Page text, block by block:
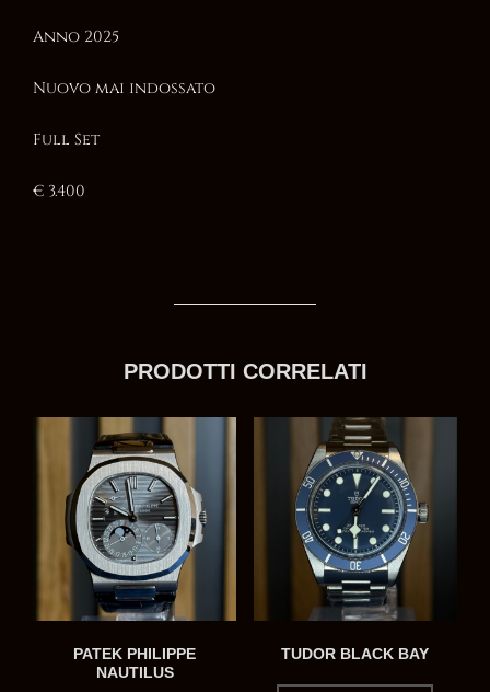
Anno 2025
Nuovo mai indossato
Full Set
€ 3.400
PRODOTTI CORRELATI
PATEK PHILIPPE
NAUTILUS
TUDOR BLACK BAY